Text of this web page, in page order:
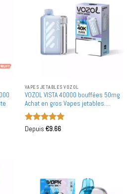
VAPES JETABLES VOZOL
VOZOL VISTA 40000 bouffées 50mg
Achat en gros Vapes jetables
rechargeables en vente en gros
Note 5sur
Depuis €9.66